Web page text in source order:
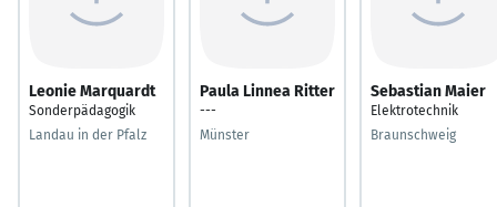
Leonie Marquardt
Sonderpädagogik
Landau in der Pfalz
Paula Linnea Ritter
---
Münster
Sebastian Maier
Elektrotechnik
Braunschweig